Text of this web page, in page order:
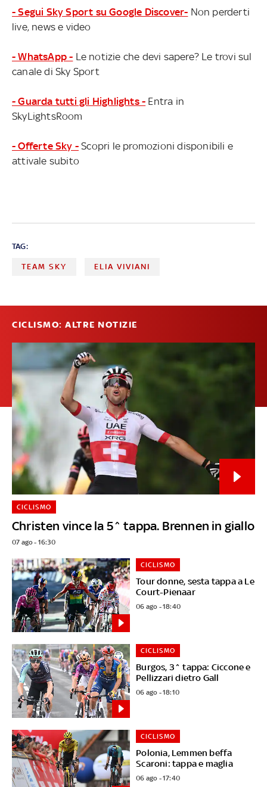
- Segui Sky Sport su Google Discover- Non perderti
live, news e video
- WhatsApp - Le notizie che devi sapere? Le trovi sul
canale di Sky Sport
- Guarda tutti gli Highlights - Entra in
SkyLightsRoom
- Offerte Sky - Scopri le promozioni disponibili e
attivale subito
TAG:
TEAM SKY ELIA VIVIANI
CICLISMO: ALTRE NOTIZIE
Christen vince la 5^ tappa. Brennen in giallo
CICLISMO
07 ago - 16:30
Tour donne, sesta tappa a Le
Court-Pienaar
CICLISMO
06 ago - 18:40
Burgos, 3^ tappa: Ciccone e
Pellizzari dietro Gall
CICLISMO
06 ago - 18:10
Polonia, Lemmen beffa
Scaroni: tappa e maglia
CICLISMO
06 ago - 17:40